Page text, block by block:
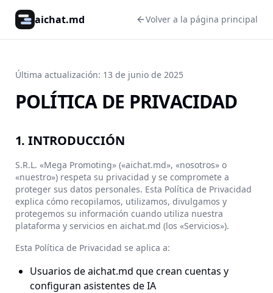
aichat.md Volver a la página principal
Última actualización: 13 de junio de 2025
POLÍTICA DE PRIVACIDAD
1. INTRODUCCIÓN
S.R.L. «Mega Promoting» («aichat.md», «nosotros» o
«nuestro») respeta su privacidad y se compromete a
proteger sus datos personales. Esta Política de Privacidad
explica cómo recopilamos, utilizamos, divulgamos y
protegemos su información cuando utiliza nuestra
plataforma y servicios en aichat.md (los «Servicios»).
Esta Política de Privacidad se aplica a:
Usuarios de aichat.md que crean cuentas y
configuran asistentes de IA